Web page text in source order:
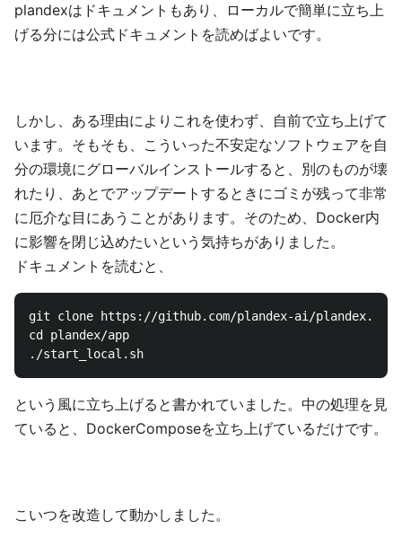
plandexはドキュメントもあり、ローカルで簡単に立ち上
げる分には公式ドキュメントを読めばよいです。
しかし、ある理由によりこれを使わず、自前で立ち上げて
います。そもそも、こういった不安定なソフトウェアを自
分の環境にグローバルインストールすると、別のものが壊
れたり、あとでアップデートするときにゴミが残って非常
に厄介な目にあうことがあります。そのため、Docker内
に影響を閉じ込めたいという気持ちがありました。
ドキュメントを読むと、
git clone https://github.com/plandex-ai/plandex.git
cd plandex/app
という風に立ち上げると書かれていました。中の処理を見
ていると、DockerComposeを立ち上げているだけです。
こいつを改造して動かしました。